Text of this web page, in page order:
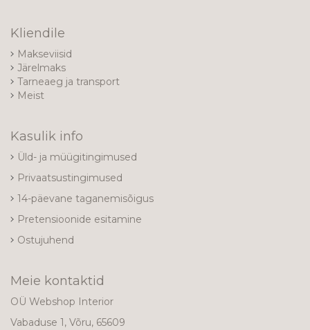
Kliendile
Makseviisid
Järelmaks
Tarneaeg ja transport
Meist
Kasulik info
Üld- ja müügitingimused
Privaatsustingimused
14-päevane taganemisõigus
Pretensioonide esitamine
Ostujuhend
Meie kontaktid
OÜ Webshop Interior
Vabaduse 1, Võru, 65609